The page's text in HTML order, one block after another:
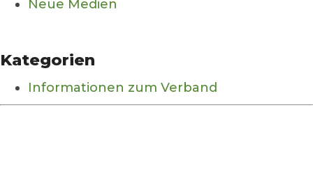
Neue Medien
Kategorien
Informationen zum Verband